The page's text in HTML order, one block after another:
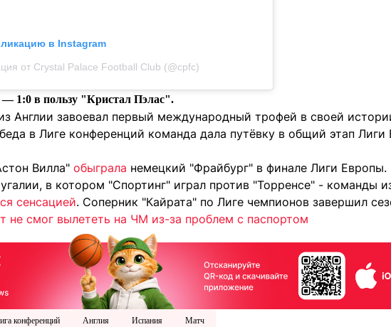
в Instagram
от Crystal Palace Football Club (@cpfc)
1:0 в пользу "Кристал Пэлас".
Англии завоевал первый международный трофей в своей
в Лиге конференций команда дала путёвку в общий этап Лиги
Вилла" обыграла немецкий "Фрайбург" в финале Лиги Европы.
в котором "Спортинг" играл против "Торренсе" - команды
сенсацией. Соперник "Кайрата" по Лиге чемпионов завершил
не смог вылететь на ЧМ из-за проблем с паспортом
конференций Англия Испания Матч